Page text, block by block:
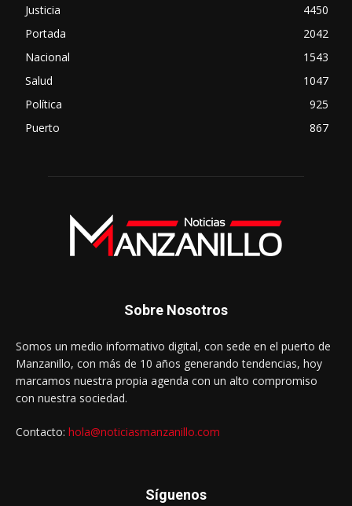
Justicia
4450
Portada
2042
Nacional
1543
Salud
1047
Política
925
Puerto
867
Sobre Nosotros
Somos un medio informativo digital, con sede en el puerto de
Manzanillo, con más de 10 años generando tendencias, hoy
marcamos nuestra propia agenda con un alto compromiso
con nuestra sociedad.
Contacto: hola@noticiasmanzanillo.com
Síguenos